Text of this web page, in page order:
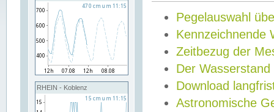
RHEIN - Koblenz
Pegelauswahl
Kennzeichnende
Zeitbezug der
Der Wasserstand
Download
Astronomische